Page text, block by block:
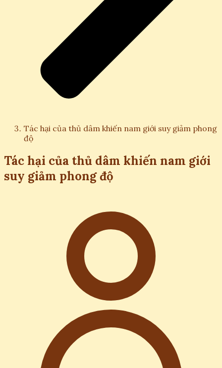
Tác hại của thủ dâm khiến nam giới suy giảm phong
độ
Tác hại của thủ dâm khiến nam giới
suy giảm phong độ